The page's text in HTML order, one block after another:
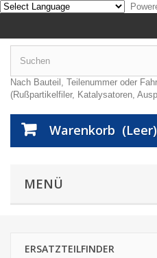
Nach Bauteil, Teilenummer oder
(Rußpartikelfiler, Katalysatoren,
Warenkorb (Leer)
MENÜ
ERSATZTEILFINDER